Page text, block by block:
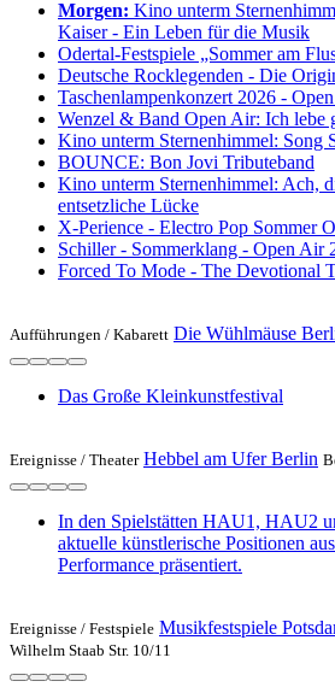
Morgen: Kino unterm
Kaiser - Ein Leben für die Musik
Odertal-Festspiele „Sommer am
Deutsche Rocklegenden - Die
Taschenlampenkonzert 2026 -
Wenzel & Band Open Air: Ich lebe
Kino unterm Sternenhimmel: Song
BOUNCE: Bon Jovi Tributeband
Kino unterm Sternenhimmel: Ach,
entsetzliche Lücke
X-Perience - Electro Pop Sommer
Schiller - Sommerklang - Open Air
Forced To Mode - The Devotional
Aufführungen / Kabarett Die Wühlmäuse
Das Große Kleinkunstfestival
Ereignisse / Theater Hebbel am Ufer Berlin
In den Spielstätten HAU1, HAU2
aktuelle künstlerische Positionen
Performance präsentiert.
Ereignisse / Festspiele Musikfestspiele
Wilhelm Staab Str. 10/11